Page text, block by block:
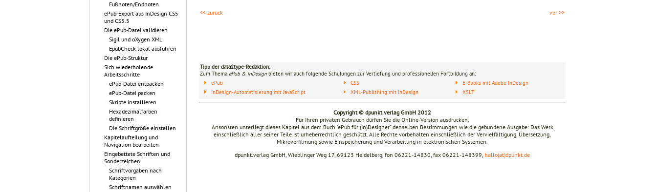
Fußnoten/Endnoten
ePub-Export aus InDesign CS5
und CS5.5
Die ePub-Datei validieren
Sigil und oXygen XML
EpubCheck lokal ausführen
Die ePub-Struktur
Sich wiederholende
Arbeitsschritte
ePub-Datei entpacken
ePub-Datei packen
Skripte installieren
Hexadezimalfarben
definieren
Die Schriftgröße einstellen
Kapitelaufteilung und
Navigation bearbeiten
Eingebettete Schriften und
Sonderzeichen
Schriftvorgaben nach
Kategorien
Schriftnamen auswählen
<< zurück vor >>
Tipp der data2type-Redaktion:
Zum Thema ePub & InDesign bieten wir auch folgende Schulungen zur Vertiefung und professionellen Fortbildung an:
ePub
InDesign-Automatisierung mit JavaScript
CSS
XML-Publishing mit InDesign
E-Books mit Adobe InDesign
XSLT
Copyright © dpunkt.verlag GmbH 2012
Für Ihren privaten Gebrauch dürfen Sie die Online-Version ausdrucken.
Ansonsten unterliegt dieses Kapitel aus dem Buch "ePub für (In)Designer" denselben Bestimmungen wie die gebundene Ausgabe: Das Werk
einschließlich aller seiner Teile ist urheberrechtlich geschützt. Alle Rechte vorbehalten einschließlich der Vervielfältigung, Übersetzung,
Mikroverfilmung sowie Einspeicherung und Verarbeitung in elektronischen Systemen.
dpunkt.verlag GmbH, Wieblinger Weg 17, 69123 Heidelberg, fon 06221-14830, fax 06221-148399, hallo(at)dpunkt.de